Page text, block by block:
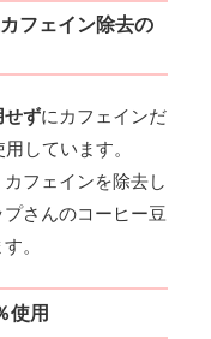
フェイン除去の
せずにカフェインだ
しています。
フェインを除去し
さんのコーヒー豆
。
使用